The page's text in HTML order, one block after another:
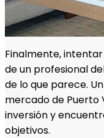
Finalmente,
de un profesional
de lo que parece.
mercado de
inversión y
objetivos.